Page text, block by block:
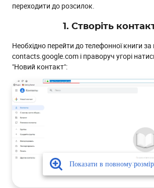
переходити до розсилок.
1. Створіть
Необхідно перейти до телефонної книги
contacts.google.com і праворуч угорі
"Новий контакт":